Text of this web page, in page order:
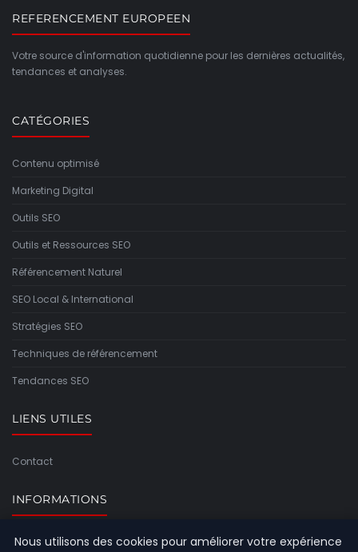
REFERENCEMENT EUROPEEN
Votre source d'information quotidienne pour les dernières actualités,
tendances et analyses.
CATÉGORIES
Contenu optimisé
Marketing Digital
Outils SEO
Outils et Ressources SEO
Référencement Naturel
SEO Local & International
Stratégies SEO
Techniques de référencement
Tendances SEO
LIENS UTILES
Contact
INFORMATIONS
Plan du site
Nous utilisons des cookies pour améliorer votre expérience